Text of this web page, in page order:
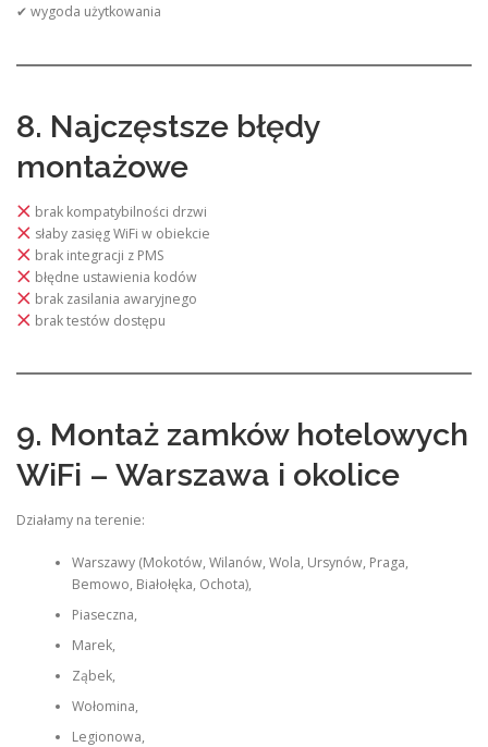
✔ wygoda użytkowania
8. Najczęstsze błędy
montażowe
brak kompatybilności drzwi
słaby zasięg WiFi w obiekcie
brak integracji z PMS
błędne ustawienia kodów
brak zasilania awaryjnego
brak testów dostępu
9. Montaż zamków hotelowych
WiFi – Warszawa i okolice
Działamy na terenie:
Warszawy (Mokotów, Wilanów, Wola, Ursynów, Praga,
Bemowo, Białołęka, Ochota),
Piaseczna,
Marek,
Ząbek,
Wołomina,
Legionowa,